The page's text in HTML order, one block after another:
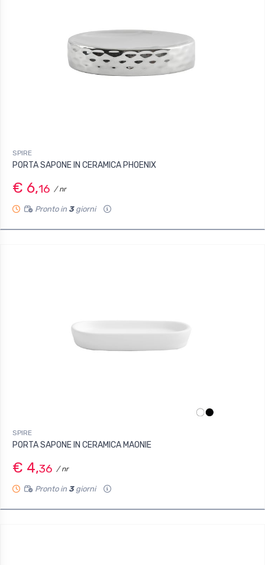
SPIRE
PORTA SAPONE IN CERAMICA PHOENIX
€ 6,16 / nr
Pronto in 3giorni
SPIRE
PORTA SAPONE IN CERAMICA MAONIE
€ 4,36 / nr
Pronto in 3giorni